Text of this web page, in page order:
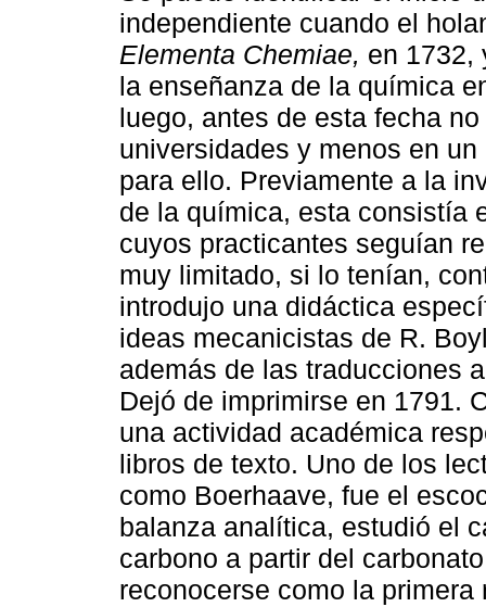
independiente cuando el
Elementa Chemiae, en 1732,
la enseñanza de la química
luego, antes de esta fecha
universidades y menos en
para ello. Previamente a la
de la química, esta consistía
cuyos practicantes seguían
muy limitado, si lo tenían,
introdujo una didáctica
ideas mecanicistas de R.
además de las traducciones
Dejó de imprimirse en 1791.
una actividad académica
libros de texto. Uno de los
como Boerhaave, fue el
balanza analítica, estudió el
carbono a partir del
reconocerse como la